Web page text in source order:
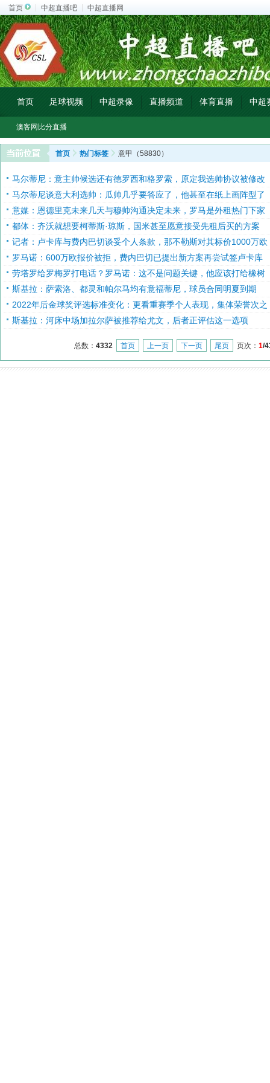
首页 中超直播吧 中超直播网
首页 足球视频 中超录像 直播频道 体育直播 中超
澳客网比分直播
首页 热门标签 意甲（58830）
马尔蒂尼：意主帅候选还有德罗西和格罗索，原定我选帅协议被修改
马尔蒂尼谈意大利选帅：瓜帅几乎要答应了，他甚至在纸上画阵型了
意媒：恩德里克未来几天与穆帅沟通决定未来，罗马是外租热门下家
都体：齐沃就想要柯蒂斯·琼斯，国米甚至愿意接受先租后买的方案
记者：卢卡库与费内巴切谈妥个人条款，那不勒斯对其标价1000万欧
罗马诺：600万欧报价被拒，费内巴切已提出新方案再尝试签卢卡库
劳塔罗给罗梅罗打电话？罗马诺：这不是问题关键，他应该打给橡树
斯基拉：萨索洛、都灵和帕尔马均有意福蒂尼，球员合同明夏到期
2022年后金球奖评选标准变化：更看重赛季个人表现，集体荣誉次之
斯基拉：河床中场加拉尔萨被推荐给尤文，后者正评估这一选项
总数： 4332 首页 上一页 下一页 尾页 页次： 1/